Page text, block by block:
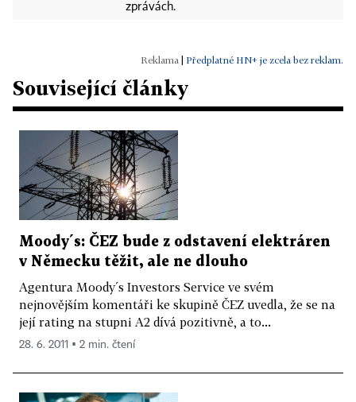
zprávách.
Předplatné HN+ je zcela bez reklam.
Související články
Moody´s: ČEZ bude z odstavení elektráren
v Německu těžit, ale ne dlouho
Agentura Moody´s Investors Service ve svém
nejnovějším komentáři ke skupině ČEZ uvedla, že se na
její rating na stupni A2 dívá pozitivně, a to...
28. 6. 2011 ▪ 2 min. čtení